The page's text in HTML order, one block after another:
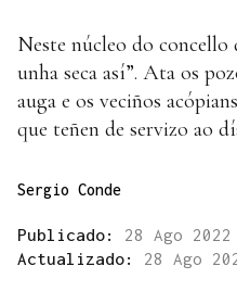
Neste núcleo do concello
unha seca así”. Ata os
auga e os veciños
que teñen de servizo ao
Sergio Conde
Publicado: 28 Ago
Actualizado: 28 Ago